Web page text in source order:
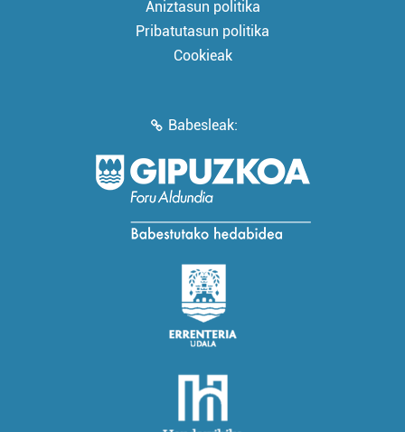
Aniztasun politika
Pribatutasun politika
Cookieak
Babesleak: